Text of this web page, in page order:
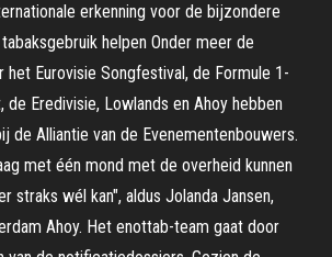
erkenning voor de bijzondere
helpen Onder meer de
het Eurovisie Songfestival, de Formule 1-
Eredivisie, Lowlands en Ahoy hebben
de Alliantie van de Evenementenbouwers.
met één mond met de overheid kunnen
straks wél kan", aldus Jolanda Jansen,
Ahoy. Het enottab-team gaat door